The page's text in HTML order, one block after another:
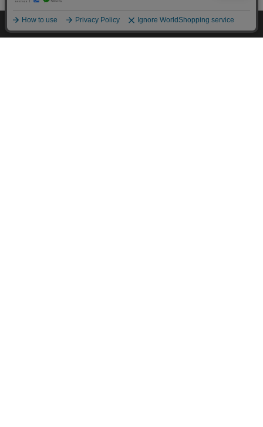
【2枚1組】【縦置き
用】カラーボックス用
ホワイト
¥1,280
用】カラーボックス用
ホワイト
¥1,280
き用】カラー
用キャスター
ホワイト
¥980
HOME 探す ログイン お気に入り お知らせ